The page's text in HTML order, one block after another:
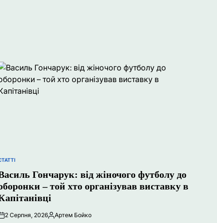
Гончарук: від жіночого футболу до
– той хто організував виставку в
2 Серпня, 2026Опубліковано
Артем Бойко